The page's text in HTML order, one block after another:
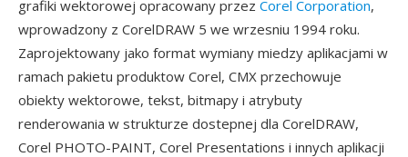
grafiki wektorowej opracowany przez Corel Corporation,
wprowadzony z CorelDRAW 5 we wrzesniu 1994 roku.
Zaprojektowany jako format wymiany miedzy aplikacjami w
ramach pakietu produktow Corel, CMX przechowuje
obiekty wektorowe, tekst, bitmapy i atrybuty
renderowania w strukturze dostepnej dla CorelDRAW,
Corel PHOTO-PAINT, Corel Presentations i innych aplikacji